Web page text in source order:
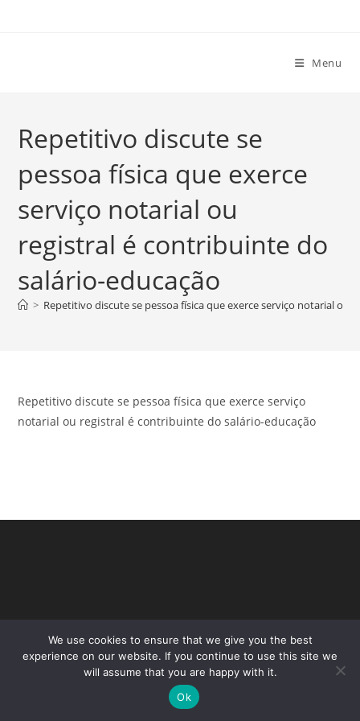
Menu
Repetitivo discute se
pessoa física que exerce
serviço notarial ou
registral é contribuinte do
salário-educação
> Repetitivo discute se pessoa física que exerce serviço notarial ou
Repetitivo discute se pessoa física que exerce serviço
notarial ou registral é contribuinte do salário-educação
Copyright - WordPress Theme by OceanWP
We use cookies to ensure that we give you the best
experience on our website. If you continue to use this site we
will assume that you are happy with it.
Ok